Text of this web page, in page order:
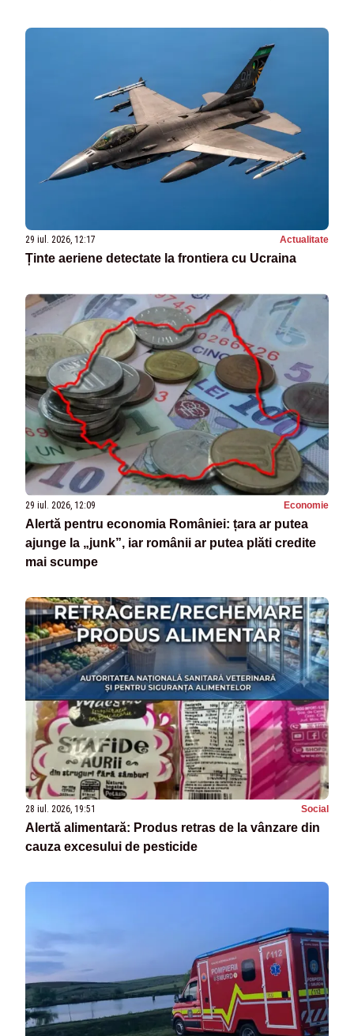
29 iul. 2026, 12:17 Actualitate
Ținte aeriene detectate la frontiera cu Ucraina
29 iul. 2026, 12:09 Economie
Alertă pentru economia României: țara ar putea
ajunge la „junk”, iar românii ar putea plăti credite
mai scumpe
28 iul. 2026, 19:51 Social
Alertă alimentară: Produs retras de la vânzare din
cauza excesului de pesticide